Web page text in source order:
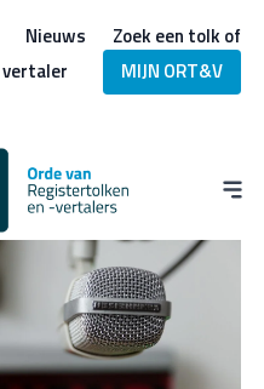
Nieuws
Zoek een tolk of
vertaler
MIJN ORT&V